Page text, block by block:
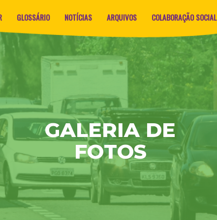
GLOSSÁRIO NOTÍCIAS ARQUIVOS COLABORAÇÃO SOCIAL
GALERIA DE
FOTOS